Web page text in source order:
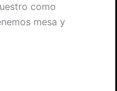
como
mesa y